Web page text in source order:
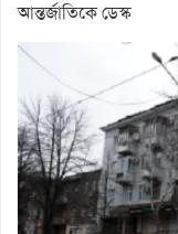
আন্তর্জাতিকে ডেস্ক